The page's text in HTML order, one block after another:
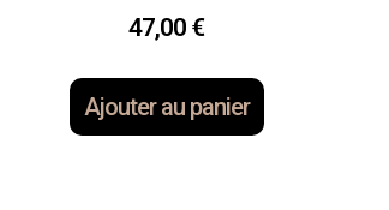
47,00 €
Ajouter au panier